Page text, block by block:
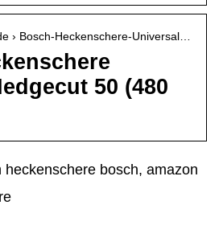
› Bosch-Heckenschere-Universal…
50 (480
heckenschere bosch, amazon